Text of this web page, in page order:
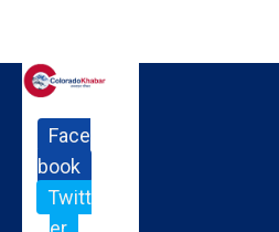
Face
book
Twitt